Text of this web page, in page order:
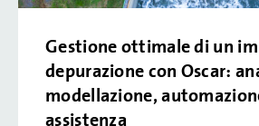
Gestione ottimale di un
depurazione con Oscar:
modellazione,
assistenza